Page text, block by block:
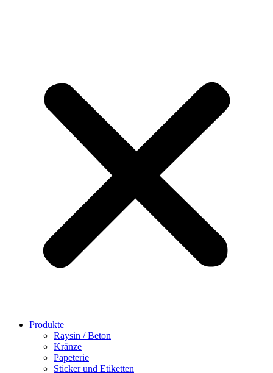
Produkte
Raysin / Beton
Kränze
Papeterie
Sticker und Etiketten